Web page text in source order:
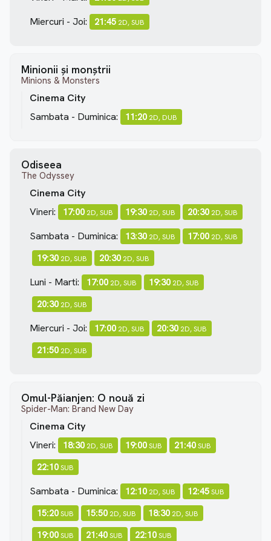
Miercuri - Joi: 21:45 2D, SUB
Minionii și monștrii
Minions & Monsters
Cinema City
Sambata - Duminica:
11:20 2D, DUB
Odiseea
The Odyssey
Cinema City
Vineri:
17:00 2D, SUB 19:30 2D, SUB 20:30 2D, SUB
Sambata - Duminica: 13:30 2D, SUB 17:00 2D, SUB
19:30 2D, SUB 20:30 2D, SUB
Luni - Marti: 17:00 2D, SUB 19:30 2D, SUB
20:30 2D, SUB
Miercuri - Joi: 17:00 2D, SUB 20:30 2D, SUB
21:50 2D, SUB
Omul-Păianjen: O nouă zi
Spider-Man: Brand New Day
Cinema City
Vineri:
18:30 2D, SUB 19:00SUB 21:40SUB
22:10SUB
Sambata - Duminica: 12:10 2D, SUB 12:45SUB
15:20SUB 15:50 2D, SUB 18:30 2D, SUB
19:00SUB 21:40SUB 22:10SUB